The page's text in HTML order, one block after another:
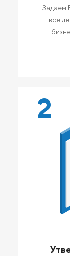
Задаем
все
2